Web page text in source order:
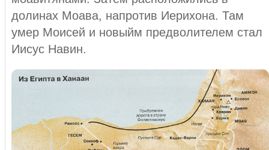
долинах Моава, напротив Иерихона. Там
умер Моисей и новыйм предволителем стал
Иисус Навин.